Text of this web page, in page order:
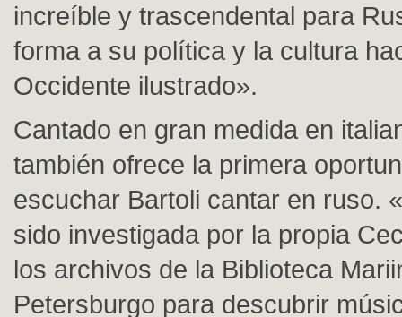
increíble y trascendental para
forma a su política y la cultura
Occidente ilustrado».
Cantado en gran medida en
también ofrece la primera
escuchar Bartoli cantar en ruso.
sido investigada por la propia
los archivos de la Biblioteca
Petersburgo para descubrir